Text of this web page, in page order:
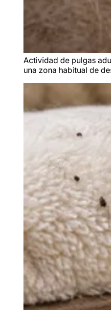
Actividad de pulgas
una zona habitual de